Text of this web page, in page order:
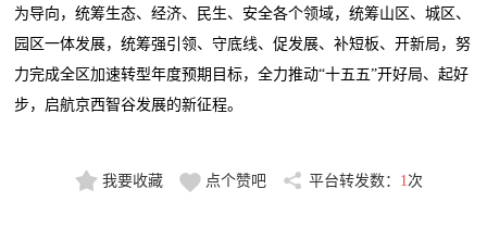
为导向，统筹生态、经济、民生、安全各个领域，统筹山区、城区、
园区一体发展，统筹强引领、守底线、促发展、补短板、开新局，努
力完成全区加速转型年度预期目标，全力推动“十五五”开好局、起好
步，启航京西智谷发展的新征程。
我要收藏 点个赞吧 平台转发数： 1次